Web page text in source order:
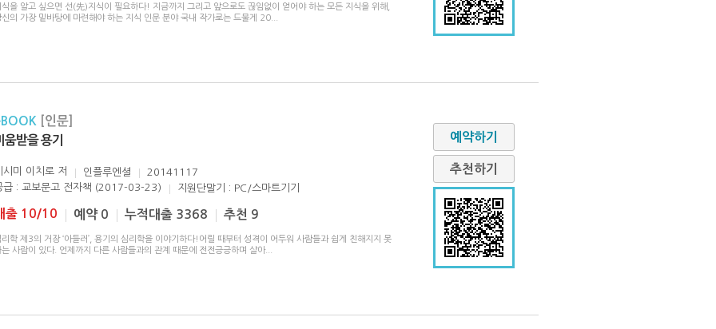
식을 알고 싶으면 선(先)지식이 필요하다! 지금까지 그리고 앞으로도 끊임없이 얻어야 하는 모든 지식을 위해,
신의 가장 밑바탕에 마련해야 하는 지식 인문 분야 국내 작가로는 드물게 20
[인문]
움받을 용기
시미 이치로 저 인플루엔셜
20141117
급 : 교보문고 전자책 (2017-03-23)
지원단말기 : PC/스마트기기
출 10/10 예약 0 누적대출 3368 추천 9
리학 제3의 거장 ‘아들러’, 용기의 심리학을 이야기하다!어릴 때부터 성격이 어두워 사람들과 쉽게 친해지지 못
는 사람이 있다. 언제까지 다른 사람들과의 관계 때문에 전전긍긍하며 살아...
예약하기
추천하기